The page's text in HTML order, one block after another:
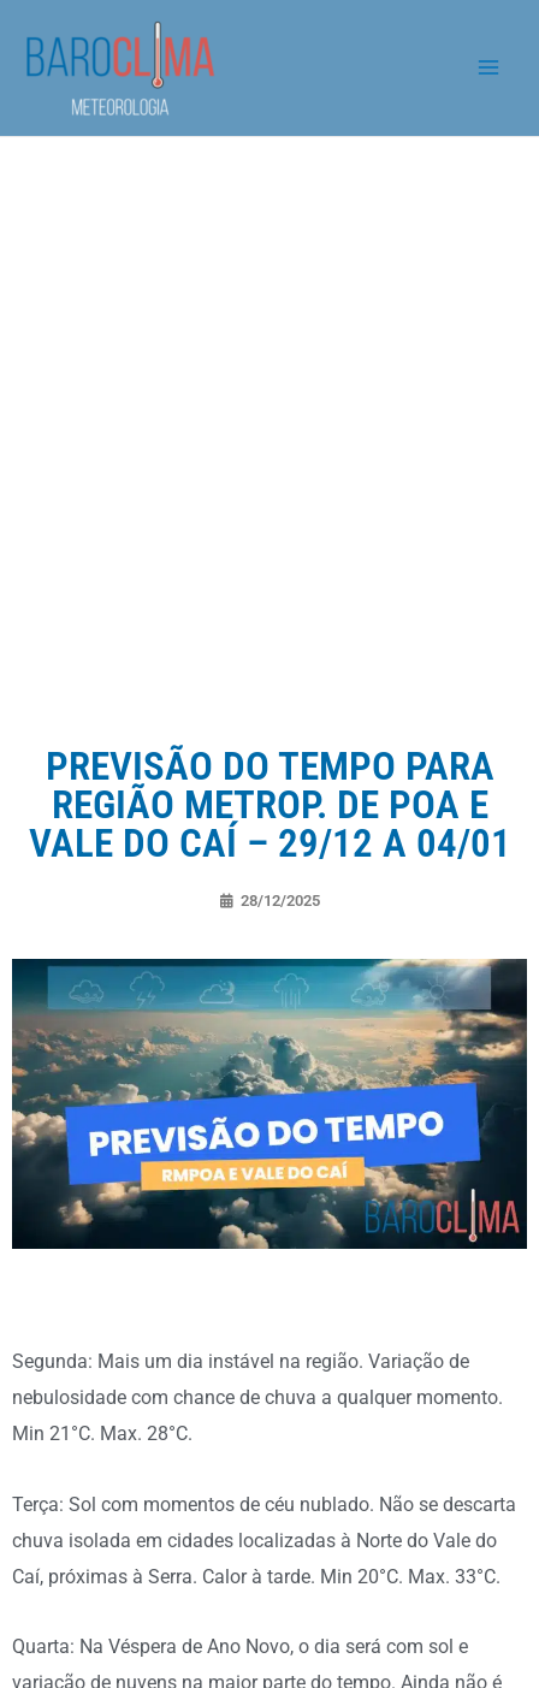
PREVISÃO DO TEMPO PARA
REGIÃO METROP. DE POA E
VALE DO CAÍ – 29/12 A 04/01
28/12/2025
Segunda: Mais um dia instável na região. Variação de
nebulosidade com chance de chuva a qualquer momento.
Min 21°C. Max. 28°C.
Terça: Sol com momentos de céu nublado. Não se descarta
chuva isolada em cidades localizadas à Norte do Vale do
Caí, próximas à Serra. Calor à tarde. Min 20°C. Max. 33°C.
Quarta: Na Véspera de Ano Novo, o dia será com sol e
variação de nuvens na maior parte do tempo. Ainda não é